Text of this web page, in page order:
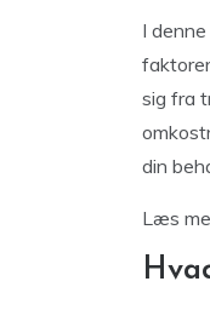
I
sig fra
din
Læs